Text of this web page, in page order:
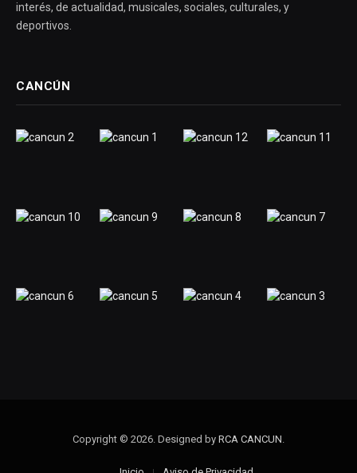
interés, de actualidad, musicales, sociales, culturales, y
deportivos.
CANCÚN
Copyright © 2026. Designed by RCA CANCUN.